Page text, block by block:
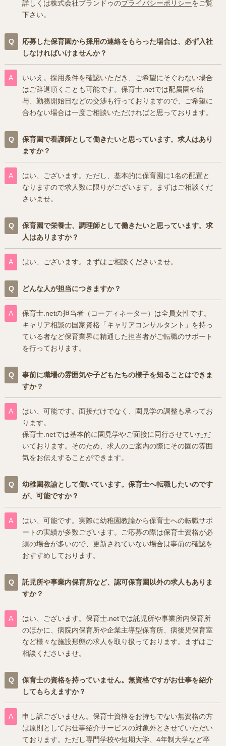
詳しくは株式会社プランドゥのプライバシーポリシーをご覧
下さい。
応募した保育園から採用の連絡をもらった場合は、必ず入社
しなければいけませんか？
いいえ。採用条件を確認いただき、ご希望にそぐわない場合
はご辞退頂くことも可能です。保育士.netでは配属園や給
与、勤務開始日などの交渉も行っておりますので、ご希望に
合わない場合は一度ご相談いただければと思っております。
保育園で看護師として働きたいと思っています。求人はあり
ますか？
はい、ございます。ただし、基本的に保育園に1名の配置と
なりますので求人数に限りがございます。まずはご相談くだ
さいませ。
保育園で栄養士、調理師として働きたいと思っています。求
人はありますか？
はい、ございます。まずはご相談くださいませ。
どんな人が担当につきますか？
保育士.netの担当者（コーディネーター）は全員女性です。
キャリア相談の国家資格「キャリアコンサルタント」を持っ
ている者など保育業界に精通した担当者がご転職のサポート
を行っております。
事前に職場の雰囲気や子どもたちの様子を知ることはできま
すか？
はい、可能です。面接だけでなく、園見学の調整も承ってお
ります。
保育士.netでは基本的に園見学やご面接に同行させていただ
いております。そのため、求人のご案内の際にその園の雰囲
気をお伝えすることができます。
幼稚園教諭として働いています。保育士へ転職したいのです
が、可能ですか？
はい、可能です。実際に幼稚園教諭から保育士への転職サポ
ートの実績が多数ございます。ご応募の際は保育士資格が必
須の場合が多いので、更新されていない場合は事前の確認を
おすすめしております。
託児所や事業内保育所など、認可保育園以外の求人もありま
すか？
はい、ございます。保育士.netでは託児所や事業所内保育所
のほかに、病院内保育所や企業主導型保育所、病後児保育室
など様々な施設形態の求人を取り扱っております。まずはご
相談くださいませ。
保育士の資格を持っていません。無資格ですがお仕事を紹介
してもらえますか？
申し訳ございません。保育士資格をお持ちでない無資格の方
は原則としてお仕事紹介サービスの対象外とさせていただい
ております。ただし専門学校や短期大学、4年制大学など卒